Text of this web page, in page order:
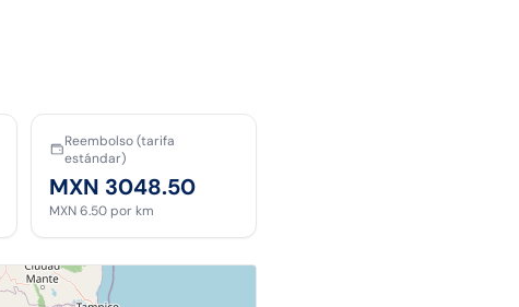
Reembolso (tarifa
estándar)
MXN 3048.50
MXN 6.50 por km